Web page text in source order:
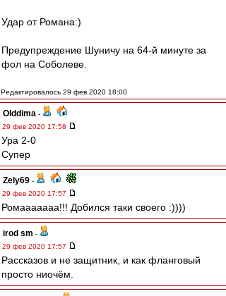
Удар от Романа:)
Предупреждение Шуничу на 64-й минуте за
фол на Соболеве.
Редактировалось 29 фев 2020 18:00
Olddima -
29 фев 2020 17:58
Ура 2-0
Супер
Zely69 -
29 фев 2020 17:57
Ромааааааа!!! Добился таки своего :))))
irod sm -
29 фев 2020 17:57
Рассказов и не защитник, и как фланговый
просто ниочём.